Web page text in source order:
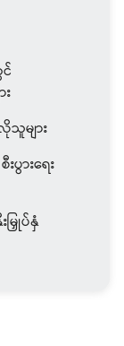
များ
ားရေး
မြှုပ်နှံ